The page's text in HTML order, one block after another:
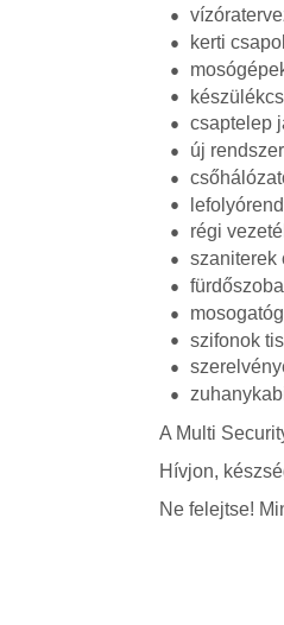
kerti
csaptelep
új
régi
szaniterek
szifonok
A Multi
Hívjon,
Ne felejtse!